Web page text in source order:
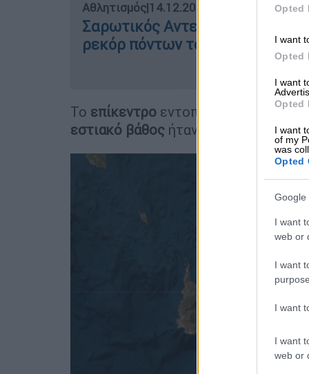
Opted
I want
Opted
I want
Opted
I want
of my
was
Opted
Google
I want
web or
I want
I want
I want
web or
Αθλητισμός|14.12.2023 07:43
Σαρωτικός Αντετοκούνμπο με
ρεκόρ πόντων του και τους
Το επίκεντρο εντοπίστηκε 28 χλμ.
εστιακό βάθος ήταν 7,4 χλμ.